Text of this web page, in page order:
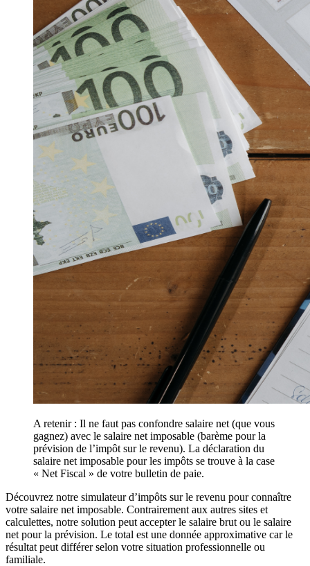
A retenir : Il ne faut pas confondre salaire net (que vous
gagnez) avec le salaire net imposable (barème pour la
prévision de l’impôt sur le revenu). La déclaration du
salaire net imposable pour les impôts se trouve à la case
« Net Fiscal » de votre bulletin de paie.
Découvrez notre simulateur d’impôts sur le revenu pour connaître
votre salaire net imposable. Contrairement aux autres sites et
calculettes, notre solution peut accepter le salaire brut ou le salaire
net pour la prévision. Le total est une donnée approximative car le
résultat peut différer selon votre situation professionnelle ou
familiale.